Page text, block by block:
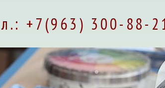
+7(963) 300-88-